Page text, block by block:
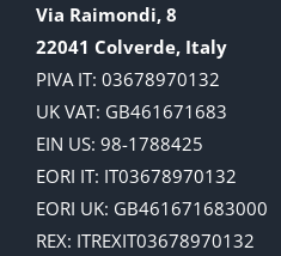
Via Raimondi, 8
22041 Colverde, Italy
PIVA IT: 03678970132
UK VAT: GB461671683
EIN US: 98-1788425
EORI IT: IT03678970132
EORI UK: GB461671683000
REX: ITREXIT03678970132